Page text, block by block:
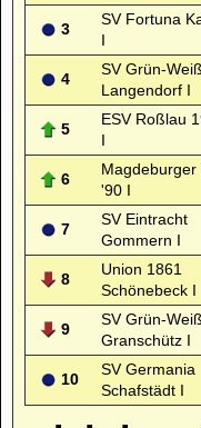
3
SV Fortuna
I
4
SV Grün-Weiß
Langendorf I
5
ESV Roßlau
I
6
Magdeburger
'90 I
7
SV Eintracht
Gommern I
8
Union 1861
Schönebeck I
9
SV Grün-Weiß
Granschütz I
10
SV Germania
Schafstädt I